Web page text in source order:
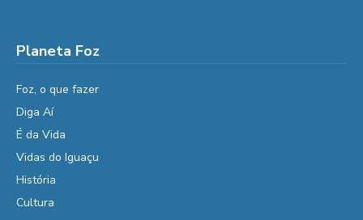
Planeta Foz
Foz, o que fazer
Diga Aí
É da Vida
Vidas do Iguaçu
História
Cultura